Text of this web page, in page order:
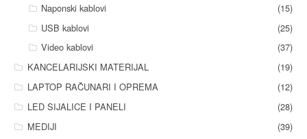
Naponski kablovi
(15)
USB kablovi
(25)
Video kablovi
(37)
KANCELARIJSKI MATERIJAL
(19)
LAPTOP RAČUNARI I OPREMA
(12)
LED SIJALICE I PANELI
(28)
MEDIJI
(39)